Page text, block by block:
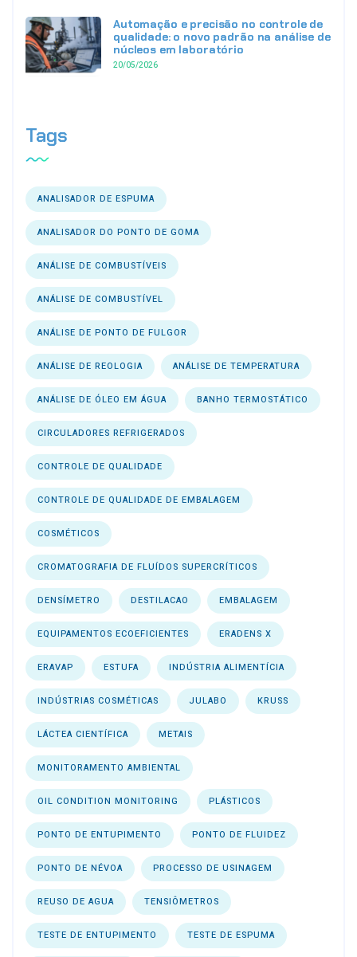
Automação e precisão no controle de
qualidade: o novo padrão na análise de
núcleos em laboratório
20/05/2026
Tags
ANALISADOR DE ESPUMA
ANALISADOR DO PONTO DE GOMA
ANÁLISE DE COMBUSTÍVEIS
ANÁLISE DE COMBUSTÍVEL
ANÁLISE DE PONTO DE FULGOR
ANÁLISE DE REOLOGIA ANÁLISE DE TEMPERATURA
ANÁLISE DE ÓLEO EM ÁGUA BANHO TERMOSTÁTICO
CIRCULADORES REFRIGERADOS
CONTROLE DE QUALIDADE
CONTROLE DE QUALIDADE DE EMBALAGEM
COSMÉTICOS
CROMATOGRAFIA DE FLUÍDOS SUPERCRÍTICOS
DENSÍMETRO DESTILACAO EMBALAGEM
EQUIPAMENTOS ECOEFICIENTES ERADENS X
ERAVAP ESTUFA INDÚSTRIA ALIMENTÍCIA
INDÚSTRIAS COSMÉTICAS JULABO KRUSS
LÁCTEA CIENTÍFICA METAIS
MONITORAMENTO AMBIENTAL
OIL CONDITION MONITORING PLÁSTICOS
PONTO DE ENTUPIMENTO PONTO DE FLUIDEZ
PONTO DE NÉVOA PROCESSO DE USINAGEM
REUSO DE AGUA TENSIÔMETROS
TESTE DE ENTUPIMENTO TESTE DE ESPUMA